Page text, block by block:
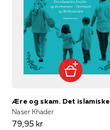
Naser Khader
79,95 kr